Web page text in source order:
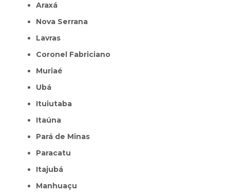
Araxá
Nova Serrana
Lavras
Coronel Fabriciano
Muriaé
Ubá
Ituiutaba
Itaúna
Pará de Minas
Paracatu
Itajubá
Manhuaçu